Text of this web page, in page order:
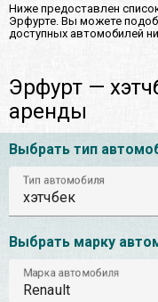
Ниже предоставлен
Эрфурте. Вы можете
доступных автомобилей
Эрфурт —
аренды
Выбрать тип
Тип автомобиля
хэтчбек
Выбрать марку
Марка автомобиля
Renault